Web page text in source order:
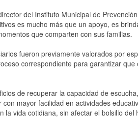
del Instituto Municipal de
es mucho más que un apoyo, es
que comparten con sus familias.
fueron previamente valorados por
correspondiente para garantizar
de recuperar la capacidad de
con mayor facilidad en actividades
la vida cotidiana, sin afectar el bolsillo del